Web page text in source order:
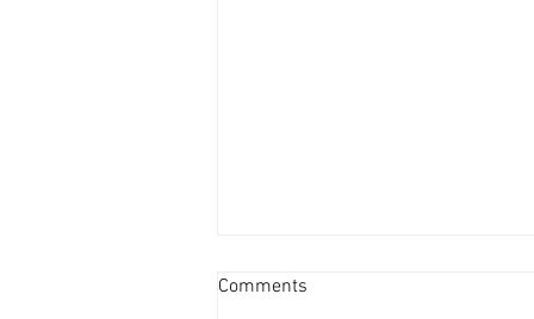
Comments